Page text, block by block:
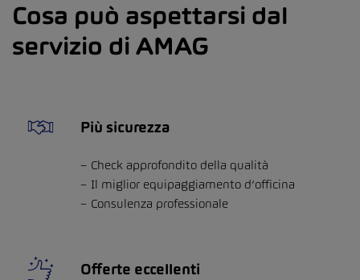
Cosa può aspettarsi dal
servizio di AMAG
Più sicurezza
Check approfondito della qualità
Il miglior equipaggiamento d’officina
Consulenza professionale
Offerte eccellenti